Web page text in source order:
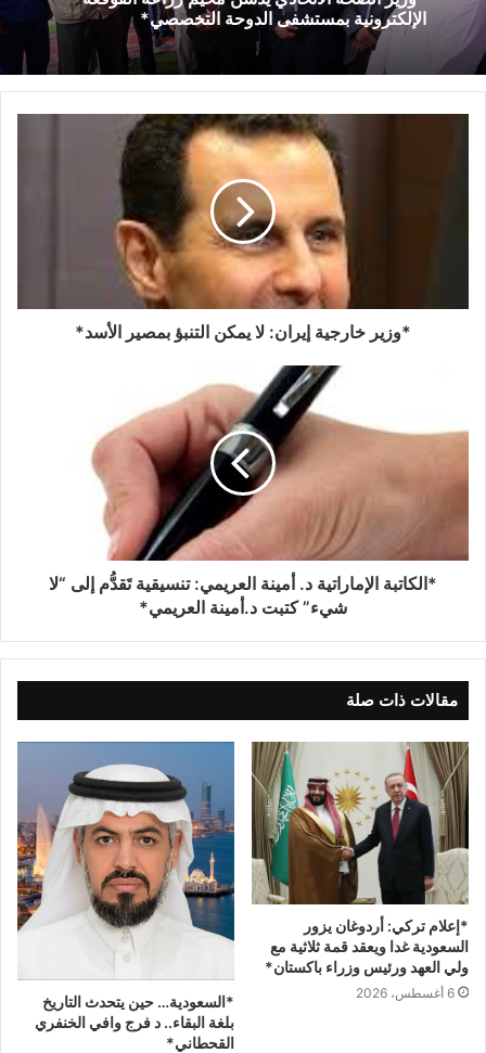
الإلكترونية بمستشفى الدوحة التخصصي*
*وزير خارجية إيران: لا يمكن التنبؤ بمصير الأسد*
*الكاتبة الإماراتية د. أمينة العريمي: تنسيقية تَقدُّم إلى “لا
شيء” كتبت د.أمينة العريمي*
مقالات ذات صلة
*إعلام تركي: أردوغان يزور
السعودية غدا ويعقد قمة ثلاثية مع
ولي العهد ورئيس وزراء باكستان*
6 أغسطس، 2026
*‏السعودية… حين يتحدث التاريخ
بلغة البقاء.. ‏د فرج وافي الخنفري
القحطاني*